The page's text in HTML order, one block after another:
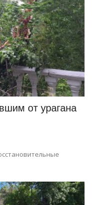
от урагана